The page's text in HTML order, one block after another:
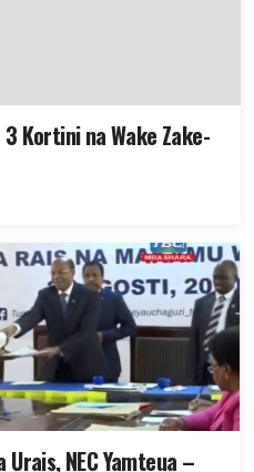
Kortini na Wake Zake-
NEC Yamteua –